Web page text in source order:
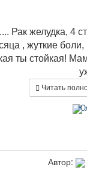
Рак желудка, 4
, жуткие боли,
ты стойкая!
Читать
Автор: